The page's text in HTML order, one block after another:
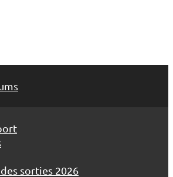
sorties 2026